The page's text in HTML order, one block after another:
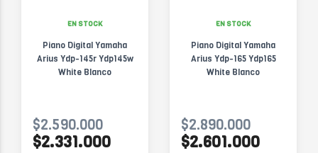
EN STOCK
Piano Digital Yamaha
Arius Ydp-145r Ydp145w
White Blanco
$2.590.000
$2.331.000
EN STOCK
Piano Digital Yamaha
Arius Ydp-165 Ydp165
White Blanco
$2.890.000
$2.601.000